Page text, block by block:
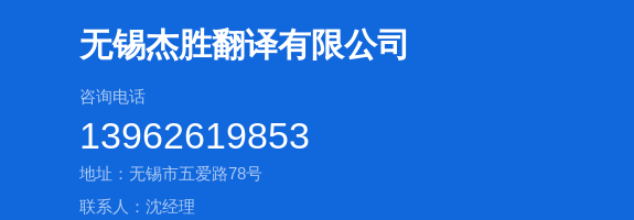
无锡杰胜翻译有限公司
咨询电话
13962619853
地址：无锡市五爱路78号
联系人：沈经理